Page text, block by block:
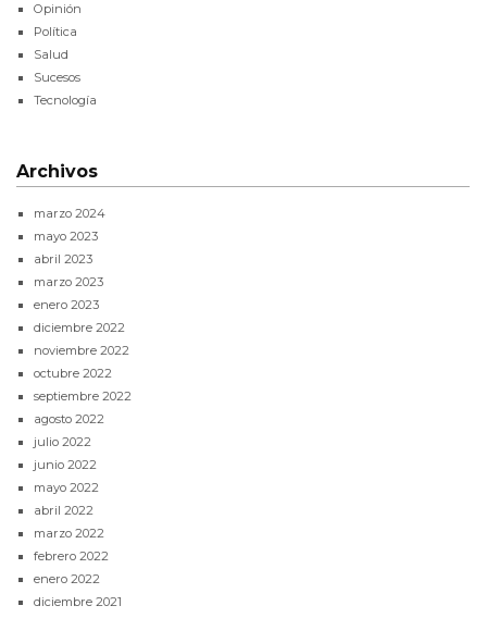
Opinión
Política
Salud
Sucesos
Tecnología
Archivos
marzo 2024
mayo 2023
abril 2023
marzo 2023
enero 2023
diciembre 2022
noviembre 2022
octubre 2022
septiembre 2022
agosto 2022
julio 2022
junio 2022
mayo 2022
abril 2022
marzo 2022
febrero 2022
enero 2022
diciembre 2021